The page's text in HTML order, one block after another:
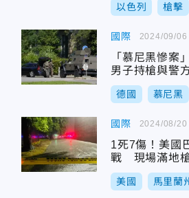
以色列 槍擊
國際
「慕尼黑慘案
男子持槍與警
德國 慕尼黑
2024/09/06
國際
1死7傷！美國
戰 現場滿地
美國 馬里蘭
2024/08/20